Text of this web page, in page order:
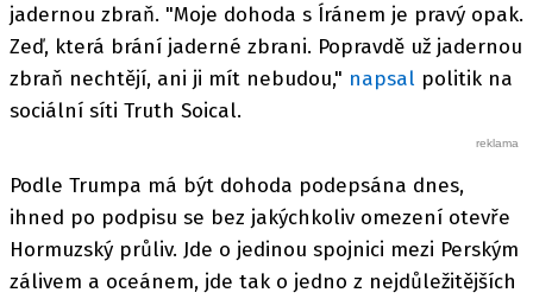
jadernou zbraň. "Moje dohoda s Íránem je pravý opak.
Zeď, která brání jaderné zbrani. Popravdě už jadernou
zbraň nechtějí, ani ji mít nebudou," napsal politik na
sociální síti Truth Soical.
Podle Trumpa má být dohoda podepsána dnes,
ihned po podpisu se bez jakýchkoliv omezení otevře
Hormuzský průliv. Jde o jedinou spojnici mezi Perským
zálivem a oceánem, jde tak o jedno z nejdůležitějších